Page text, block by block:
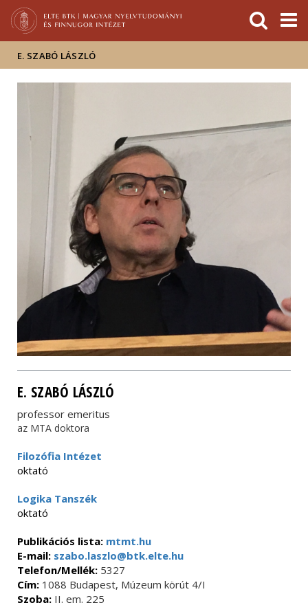
Hírek
Események
ELTE a
sajtóban
E. SZABÓ LÁSZLÓ
E. SZABÓ LÁSZLÓ
professor emeritus
az MTA doktora
Filozófia Intézet
oktató
Logika Tanszék
oktató
Publikációs lista: mtmt.hu
E-mail: szabo.laszlo@btk.elte.hu
Telefon/Mellék: 5327
Cím: 1088 Budapest, Múzeum körút 4/I
Szoba: II. em. 225